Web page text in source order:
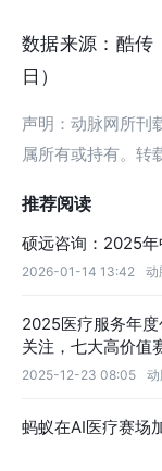
数据来源：酷
日）
声明：动脉网所刊
属所有或持有。转
推荐阅读
硕远咨询：2025
2026-01-14 13:42 动
2025医疗服务年
关注，七大高价值
2025-12-23 08:05
蚂蚁在AI医疗赛场